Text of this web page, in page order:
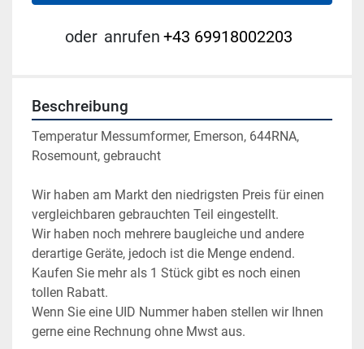
oder anrufen +43 69918002203
Beschreibung
Temperatur Messumformer, Emerson, 644RNA,
Rosemount, gebraucht
Wir haben am Markt den niedrigsten Preis für einen
vergleichbaren gebrauchten Teil eingestellt.
Wir haben noch mehrere baugleiche und andere
derartige Geräte, jedoch ist die Menge endend.
Kaufen Sie mehr als 1 Stück gibt es noch einen
tollen Rabatt.
Wenn Sie eine UID Nummer haben stellen wir Ihnen
gerne eine Rechnung ohne Mwst aus.